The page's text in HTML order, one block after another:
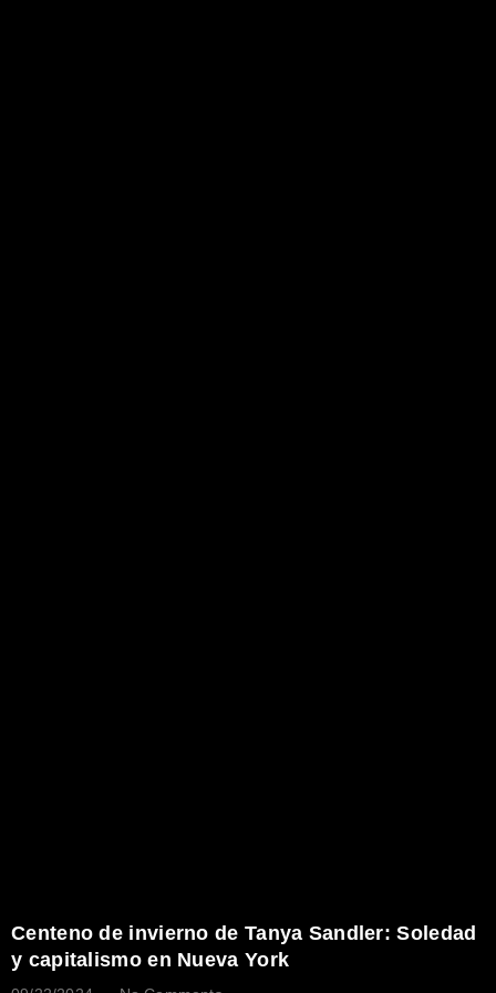
Centeno de invierno de Tanya Sandler: Soledad
y capitalismo en Nueva York